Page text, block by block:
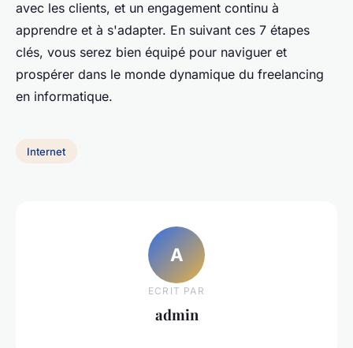
avec les clients, et un engagement continu à
apprendre et à s'adapter. En suivant ces 7 étapes
clés, vous serez bien équipé pour naviguer et
prospérer dans le monde dynamique du freelancing
en informatique.
Internet
A
ECRIT PAR
admin